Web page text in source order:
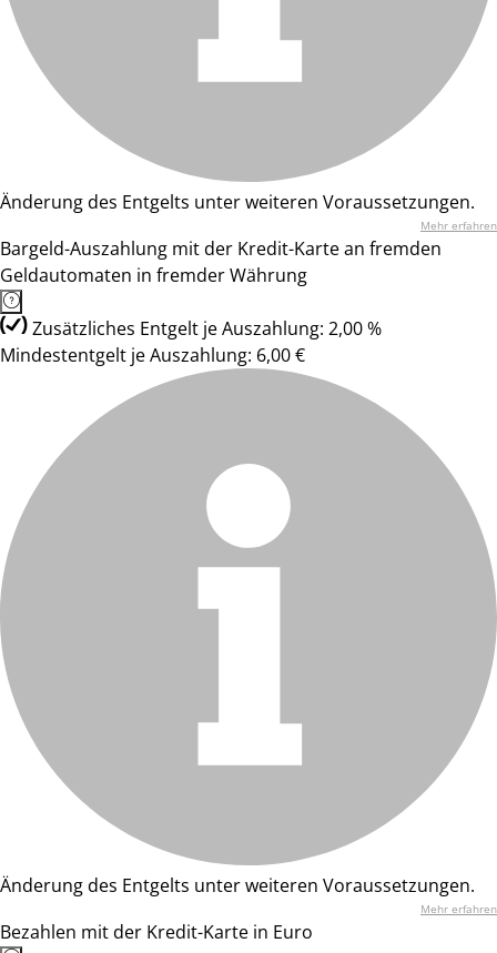
Änderung des Entgelts unter weiteren Voraussetzungen.
Mehr erfahren
Bargeld-Auszahlung mit der Kredit-Karte an fremden
Geldautomaten in fremder Währung
Zusätzliches Entgelt je Auszahlung: 2,00 %
Mindestentgelt je Auszahlung: 6,00 €
Änderung des Entgelts unter weiteren Voraussetzungen.
Mehr erfahren
Bezahlen mit der Kredit-Karte in Euro